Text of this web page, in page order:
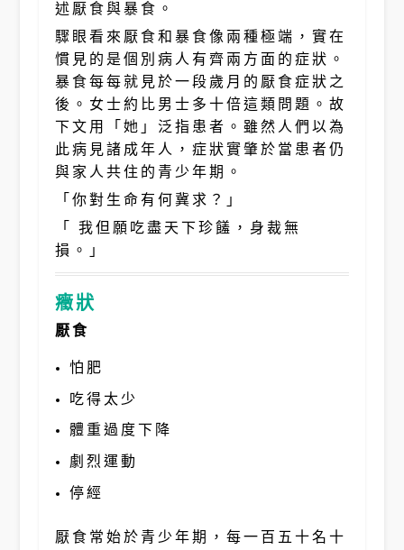
述厭食與暴食。
驟眼看來厭食和暴食像兩種極端，實在
慣見的是個別病人有齊兩方面的症狀。
暴食每每就見於一段歲月的厭食症狀之
後。女士約比男士多十倍這類問題。故
下文用「她」泛指患者。雖然人們以為
此病見諸成年人，症狀實肇於當患者仍
與家人共住的青少年期。
「你對生命有何冀求？」
「 我但願吃盡天下珍饈，身裁無
損。」
癥狀
厭食
怕肥
吃得太少
體重過度下降
劇烈運動
停經
厭食常始於青少年期，每一百五十名十